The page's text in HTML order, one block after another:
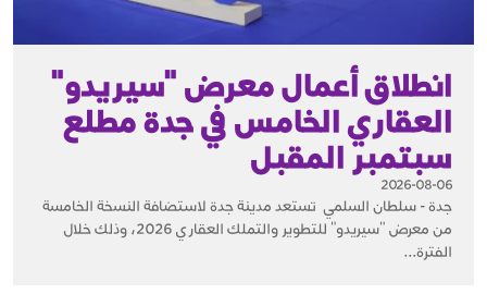
انطلاق أعمال معرض "سيريدو"
العقاري الخامس في جدة مطلع
سبتمبر المقبل
2026-08-06
جدة - سلطان السلمي تستعد مدينة جدة لاستضافة النسخة الخامسة
من معرض "سيريدو" للتطوير والتملك العقاري 2026، وذلك خلال
الفترة...